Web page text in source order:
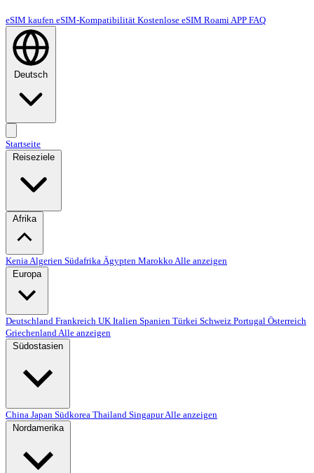
eSIM kaufen eSIM-Kompatibilität Kostenlose eSIM Roami APP FAQ
Deutsch
Startseite
Reiseziele
Afrika
KeniaAlgerien Südafrika Ägypten Marokko Alle anzeigen
Europa
Deutschland Frankreich UK Italien Spanien Türkei Schweiz Portugal Österreich
GriechenlandAlle anzeigen
Südostasien
China Japan Südkorea Thailand SingapurAlle anzeigen
Nordamerika